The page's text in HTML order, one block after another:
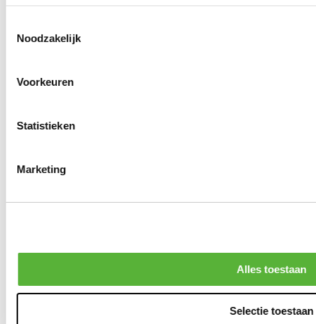
Noodzakelijk
Voorkeuren
Statistieken
Marketing
Alles toestaan
Selectie toestaan
0producten beschikbaar
0producten beschikbaar
0producten beschikbaar
Remmen overige